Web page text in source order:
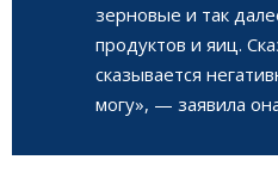
зерновые и так
продуктов и яиц.
сказывается
могу», — заявила